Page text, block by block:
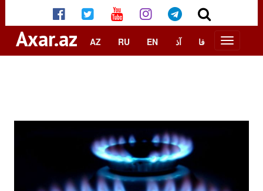
Axar.az AZ RU EN آذ فا